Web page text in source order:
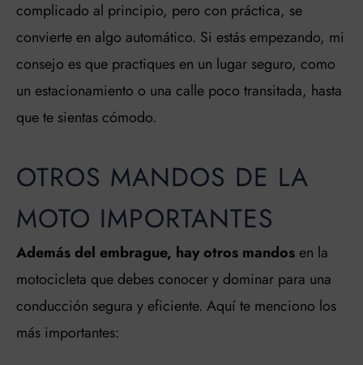
complicado al principio, pero con práctica, se
convierte en algo automático. Si estás empezando, mi
consejo es que practiques en un lugar seguro, como
un estacionamiento o una calle poco transitada, hasta
que te sientas cómodo.
OTROS MANDOS DE LA
MOTO IMPORTANTES
Además del embrague, hay otros mandosen la
motocicleta que debes conocer y dominar para una
conducción segura y eficiente. Aquí te menciono los
más importantes: